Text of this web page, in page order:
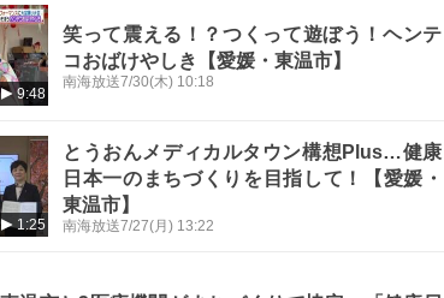
9:48
笑って震える！？つくって遊ぼう！ヘンテ
コおばけやしき【愛媛・東温市】
南海放送7/30(木) 10:18
1:25
とうおんメディカルタウン構想Plus…健康
日本一のまちづくりを目指して！【愛媛・
東温市】
南海放送7/27(月) 13:22